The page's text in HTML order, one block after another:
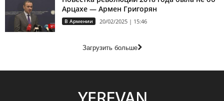
Арцахе — Армен Григорян
В Армении 20/02/2025 | 15:46
Загрузить больше